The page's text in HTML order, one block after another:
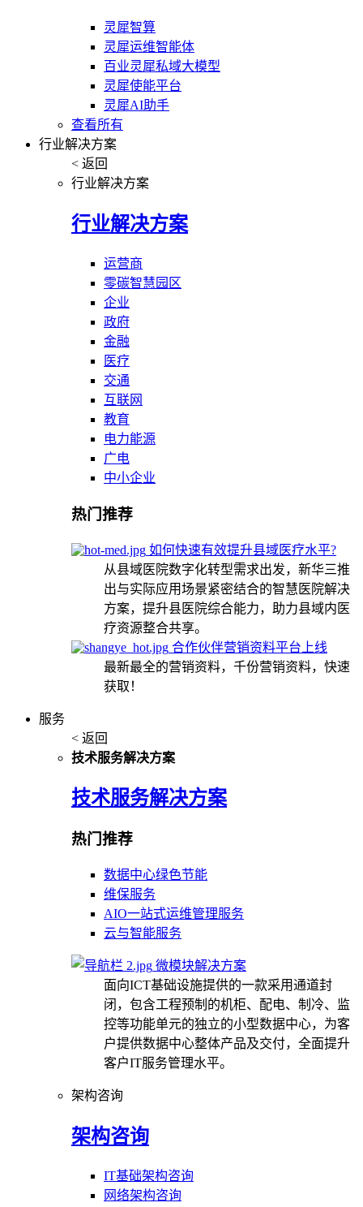
灵犀智算
灵犀运维智能体
百业灵犀私域大模型
灵犀使能平台
灵犀AI助手
查看所有
行业解决方案
< 返回
行业解决方案
行业解决方案
运营商
零碳智慧园区
企业
政府
金融
医疗
交通
互联网
教育
电力能源
广电
中小企业
热门推荐
如何快速有效提升县域医疗水平?
从县域医院数字化转型需求出发，新华三推
出与实际应用场景紧密结合的智慧医院解决
方案，提升县医院综合能力，助力县域内医
疗资源整合共享。
合作伙伴营销资料平台上线
最新最全的营销资料，千份营销资料，快速
获取！
服务
< 返回
技术服务解决方案
技术服务解决方案
热门推荐
数据中心绿色节能
维保服务
AIO一站式运维管理服务
云与智能服务
微模块解决方案
面向ICT基础设施提供的一款采用通道封
闭，包含工程预制的机柜、配电、制冷、监
控等功能单元的独立的小型数据中心，为客
户提供数据中心整体产品及交付，全面提升
客户IT服务管理水平。
架构咨询
架构咨询
IT基础架构咨询
网络架构咨询